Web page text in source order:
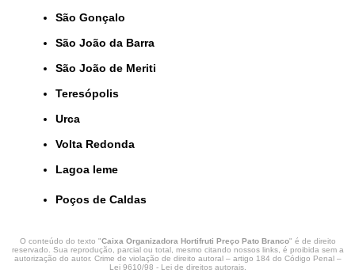
São Gonçalo
São João da Barra
São João de Meriti
Teresópolis
Urca
Volta Redonda
lagoa leme
Poços de Caldas
O conteúdo do texto "Caixa Organizadora Hortifruti Preço Pato Branco" é de direito
reservado. Sua reprodução, parcial ou total, mesmo citando nossos links, é proibida sem a
autorização do autor. Crime de violação de direito autoral – artigo 184 do Código Penal –
Lei 9610/98 - Lei de direitos autorais.